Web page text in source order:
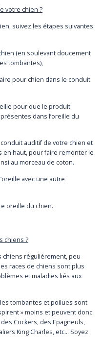
votre chien ?
suivez les étapes suivantes
(en soulevant doucement
tombantes),
pour chien dans le conduit
pour que le produit
dans l’oreille du
conduit auditif de votre chien et
en haut, pour faire remonter le
au morceau de coton.
avec une autre
oreille du chien.
chiens ?
chiens régulièrement, peu
races de chiens sont plus
et maladies liés aux
tombantes et poilues sont
» moins et peuvent donc
Cockers, des Epagneuls,
King Charles, etc… Soyez